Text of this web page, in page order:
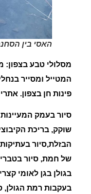
האסי בין
מסלולי טבע בצפון:
המטייל ומסייר
פינות חן בצפון. אתרי
סיור בעמק
שוקק, בריכת
הבזלת,סיור
של חמת, סיור
בגולן בגן לאומי
בעקבות רמת הגולן,